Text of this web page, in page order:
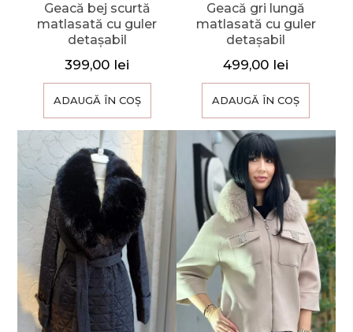
Geacă bej scurtă
matlasată cu guler
detașabil
399,00 lei
ADAUGĂ ÎN COȘ
Geacă gri lungă
matlasată cu guler
detașabil
499,00 lei
ADAUGĂ ÎN COȘ